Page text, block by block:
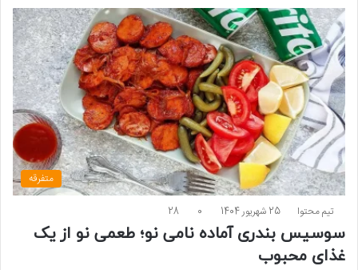
متفرقه
تیم محتوا 25 شهریور 1404 0
28
سوسیس بندری آماده نامی نو؛ طعمی نو از یک
غذای محبوب